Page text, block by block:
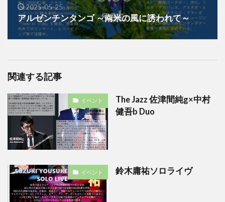
2025-05-25
アルゼンチンタンゴ ～南米の風に誘われて～
関連する記事
イベント
The Jazz 佐津間純g×中村
健吾b Duo
イベント 鈴木庸祐ソロライヴ